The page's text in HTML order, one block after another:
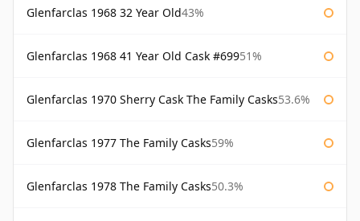
Glenfarclas 1968 32 Year Old43%
Glenfarclas 1968 41 Year Old Cask #69951%
Glenfarclas 1970 Sherry Cask The Family Casks53.6%
Glenfarclas 1977 The Family Casks59%
Glenfarclas 1978 The Family Casks50.3%